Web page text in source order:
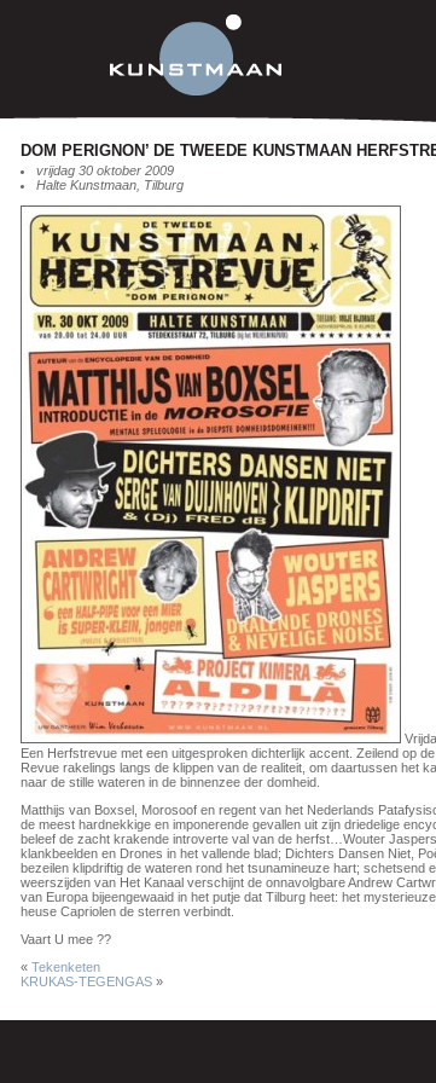
DOM PERIGNON’ DE TWEEDE KUNSTMAAN
vrijdag 30 oktober 2009
Halte Kunstmaan, Tilburg
Een Herfstrevue met een uitgesproken dichterlijk accent. Zeilend op
Revue rakelings langs de klippen van de realiteit, om daartussen het
naar de stille wateren in de binnenzee der domheid.
Matthijs van Boxsel, Morosoof en regent van het Nederlands
de meest hardnekkige en imponerende gevallen uit zijn driedelige
beleef de zacht krakende introverte val van de herfst…Wouter
klankbeelden en Drones in het vallende blad; Dichters Dansen Niet,
bezeilen klipdriftig de wateren rond het tsunamineuze hart; schetsend
weerszijden van Het Kanaal verschijnt de onnavolgbare Andrew
van Europa bijeengewaaid in het putje dat Tilburg heet: het
heuse Capriolen de sterren verbindt.
Vaart U mee ??
« Tekenketen
KRUKAS-TEGENGAS »